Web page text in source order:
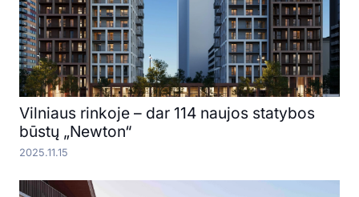
Vilniaus rinkoje – dar 114 naujos statybos
būstų „Newton“
2025.11.15